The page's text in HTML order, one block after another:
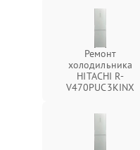
Ремонт
холодильника
HITACHI R-
V470PUC3KINX